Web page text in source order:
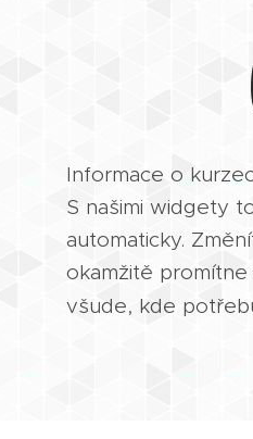
Informace o
S našimi widgety
automaticky.
okamžitě
všude, kde